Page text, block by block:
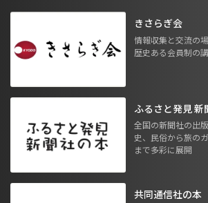
きさらぎ会
情報収集と交流の
歴史ある会員制の
ふるさと発見 新
全国の新聞社の出
史、民俗から旅の
まで多彩に展開
共同通信社の本